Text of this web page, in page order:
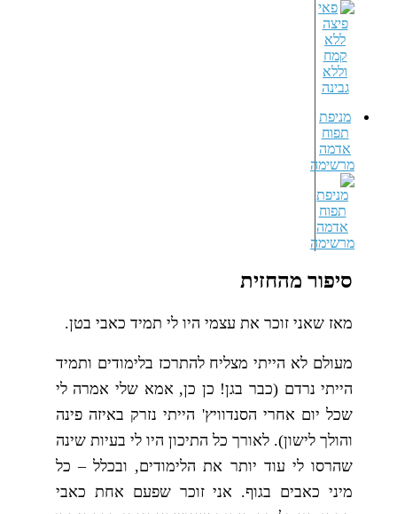
מניפת
תפוח
אדמה
מרשימה
סיפור מהחזית
מאז שאני זוכר את עצמי היו לי תמיד כאבי בטן.
מעולם לא הייתי מצליח להתרכז בלימודים ותמיד
הייתי נרדם (כבר בגן! כן כן, אמא שלי אמרה לי
שכל יום אחרי הסנדוויץ' הייתי נזרק באיזה פינה
והולך לישון). לאורך כל התיכון היו לי בעיות שינה
שהרסו לי עוד יותר את הלימודים, ובכלל – כל
מיני כאבים בגוף. אני זוכר שפעם אחת כאבי